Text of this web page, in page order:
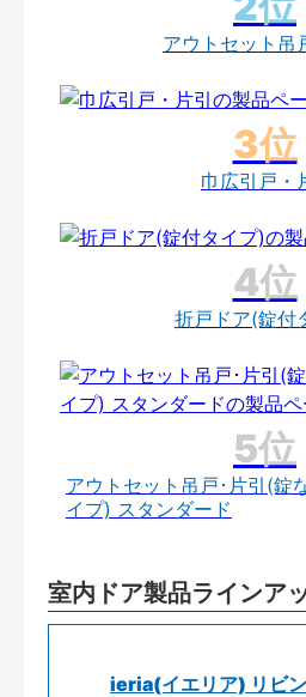
アウトセット吊
巾広引戸・
折戸ドア(錠付
アウトセット吊戸･片引(錠
イプ) スタンダード
室内ドア製品ラインア
ieria(イエリア) リビ